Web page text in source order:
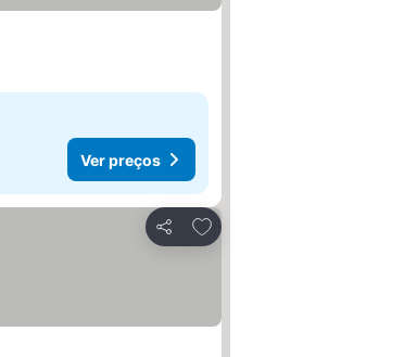
Ver preços
Partilhar
Adicionar aos favoritos